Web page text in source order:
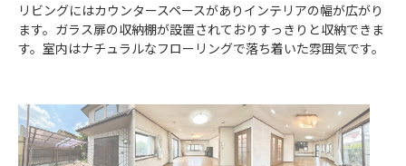
リビングにはカウンタースペースがありインテリアの幅が広がり
ます。ガラス扉の収納棚が設置されておりすっきりと収納できま
す。室内はナチュラルなフローリングで落ち着いた雰囲気です。